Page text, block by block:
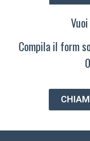
Compila il form